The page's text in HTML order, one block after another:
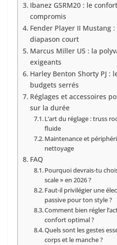
Ibanez GSRM20 : le
compromis
Fender Player II Mustang
diapason court
Marcus Miller U5 : la
exigeants
Harley Benton Shorty PJ :
budgets serrés
Réglages et accessoires
sur la durée
L’art du réglage : truss
fluide
Maintenance et
nettoyage
FAQ
Pourquoi devrais-tu
scale » en 2026 ?
Faut-il privilégier une
passive pour ton style ?
Comment bien régler
confort optimal ?
Quels sont les gestes
corps et le manche ?